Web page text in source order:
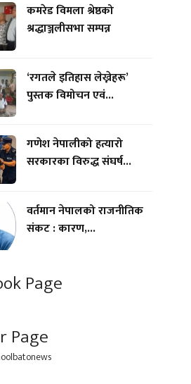
कमरेड विमला श्रेष्ठको
श्रद्धाञ्जलीसभा सम्पन्न
‘रगतले इतिहास लेख्नेहरू’
पुस्तक विमोचन एवं...
गणेश नेपालीको हत्यारो
सरकारका विरुद्ध संघर्ष...
वर्तमान नेपालको राजनीतिक
संकट : कारण,...
Page
Page